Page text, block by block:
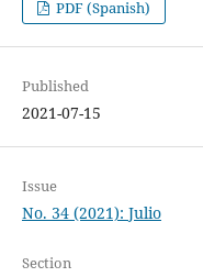
PDF (Spanish)
Published
2021-07-15
Issue
No. 34 (2021): Julio
Section